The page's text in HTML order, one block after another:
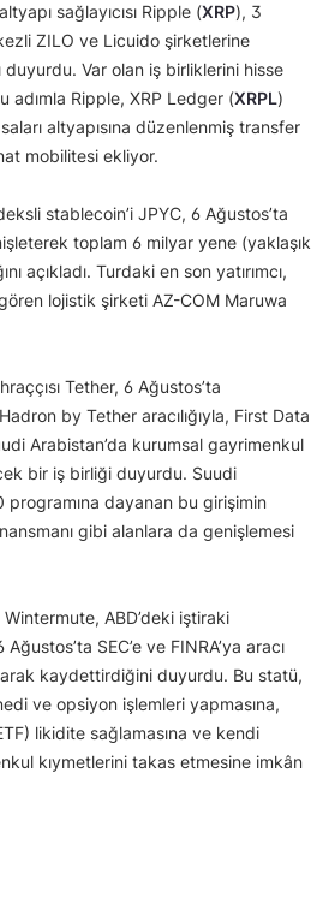
sağlayıcısı Ripple (XRP), 3
ZILO ve Licuido şirketlerine
duyurdu. Var olan iş birliklerini hisse
adımla Ripple, XRP Ledger (XRPL)
altyapısına düzenlenmiş transfer
mobilitesi ekliyor.
stablecoin’i JPYC, 6 Ağustos’ta
toplam 6 milyar yene (yaklaşık
açıkladı. Turdaki en son yatırımcı,
lojistik şirketi AZ-COM Maruwa
Tether, 6 Ağustos’ta
by Tether aracılığıyla, First Data
Arabistan’da kurumsal gayrimenkul
bir iş birliği duyurdu. Suudi
programına dayanan bu girişimin
gibi alanlara da genişlemesi
Wintermute, ABD’deki iştiraki
SEC’e ve FINRA’ya aracı
kaydettirdiğini duyurdu. Bu statü,
ve opsiyon işlemleri yapmasına,
likidite sağlamasına ve kendi
kıymetlerini takas etmesine imkân